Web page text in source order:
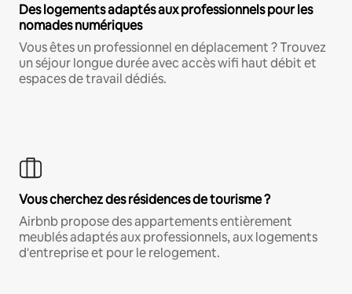
Des logements adaptés aux professionnels pour les
nomades numériques
Vous êtes un professionnel en déplacement ? Trouvez
un séjour longue durée avec accès wifi haut débit et
espaces de travail dédiés.
Vous cherchez des résidences de tourisme ?
Airbnb propose des appartements entièrement
meublés adaptés aux professionnels, aux logements
d'entreprise et pour le relogement.